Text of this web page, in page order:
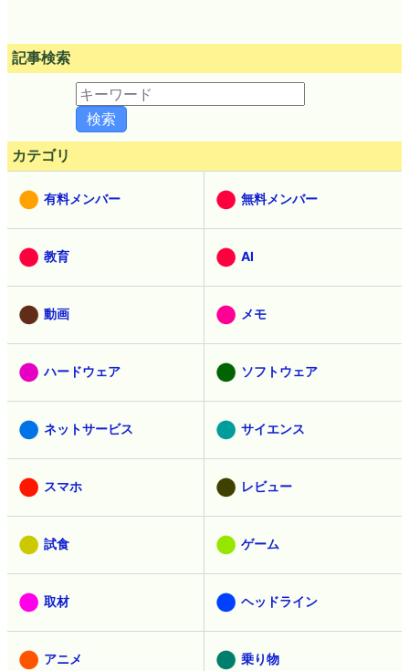
記事検索
カテゴリ
有料メンバー 無料メンバー
教育 AI
動画 メモ
ハードウェア ソフトウェア
ネットサービス サイエンス
スマホ レビュー
試食 ゲーム
取材 ヘッドライン
アニメ 乗り物